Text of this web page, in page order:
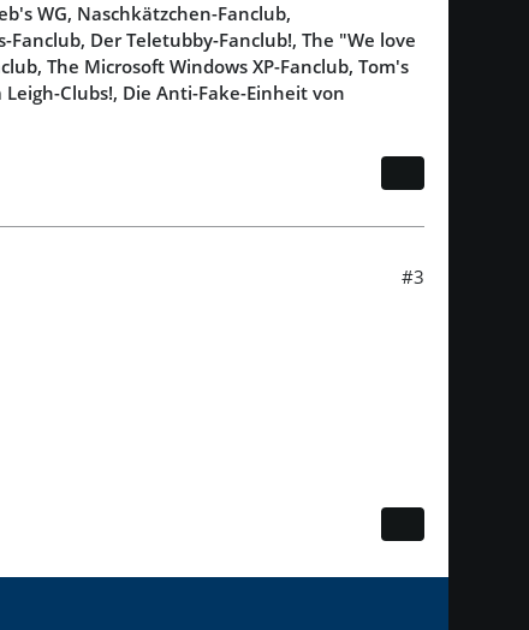
WG, Naschkätzchen-Fanclub,
Der Teletubby-Fanclub!, The "We love
The Microsoft Windows XP-Fanclub, Tom's
Clubs!, Die Anti-Fake-Einheit von
#3